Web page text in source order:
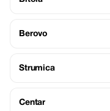
Berovo
Strumica
Centar